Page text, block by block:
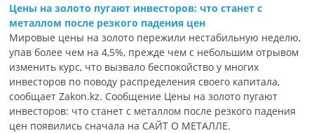
Цены на золото пугают инвесторов: что станет с
металлом после резкого падения цен
Мировые цены на золото пережили нестабильную неделю,
упав более чем на 4,5%, прежде чем с небольшим отрывом
изменить курс, что вызвало беспокойство у многих
инвесторов по поводу распределения своего капитала,
сообщает Zakon.kz. Сообщение Цены на золото пугают
инвесторов: что станет с металлом после резкого падения
цен появились сначала на САЙТ О МЕТАЛЛЕ.